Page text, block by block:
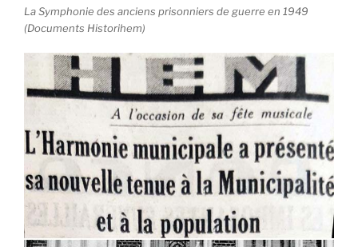
La Symphonie des anciens prisonniers de guerre en 1949
(Documents Historihem)